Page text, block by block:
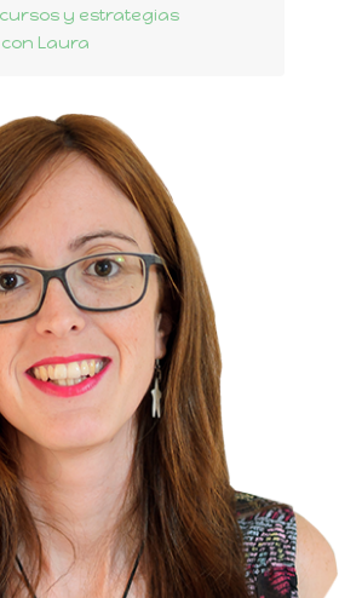
y estrategias
Laura